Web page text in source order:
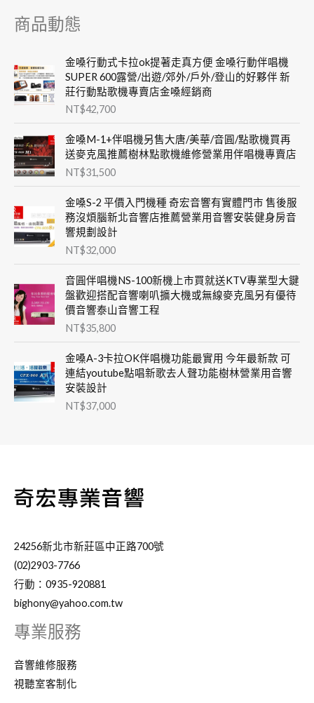
商品動態
金嗓行動式卡拉ok提著走真方便 金嗓行動伴唱機
SUPER 600露營/出遊/郊外/戶外/登山的好夥伴 新
莊行動點歌機專賣店金嗓經銷商
NT$42,700
金嗓M-1+伴唱機另售大唐/美華/音圓/點歌機買再
送麥克風推薦樹林點歌機維修營業用伴唱機專賣店
NT$31,500
金嗓S-2 平價入門機種 奇宏音響有實體門市 售後服
務沒煩腦新北音響店推薦營業用音響安裝健身房音
響規劃設計
NT$32,000
音圓伴唱機NS-100新機上市買就送KTV專業型大鍵
盤歡迎搭配音響喇叭擴大機或無線麥克風另有優待
價音響泰山音響工程
NT$35,800
金嗓A-3卡拉OK伴唱機功能最實用 今年最新款 可
連結youtube點唱新歌去人聲功能樹林營業用音響
安裝設計
NT$37,000
24256新北市新莊區中正路700號
(02)2903-7766
行動：0935-920881
bighony@yahoo.com.tw
專業服務
音響維修服務
視聽室客制化